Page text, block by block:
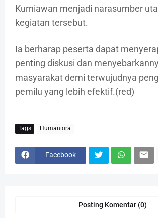
Kurniawan menjadi narasumber
kegiatan tersebut.
Ia berharap peserta dapat
penting diskusi dan
masyarakat demi terwujudnya
pemilu yang lebih efektif.(red)
Tags Humaniora
Facebook
Posting Komentar (0)